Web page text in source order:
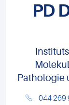
PD
Pathologie
044 269